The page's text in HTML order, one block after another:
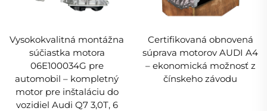
Vysokokvalitná montážna
súčiastka motora
06E100034G pre
automobil – kompletný
motor pre inštaláciu do
vozidiel Audi Q7 3,0T, 6
Certifikovaná obnovená
súprava motorov AUDI A4
– ekonomická možnosť z
čínskeho závodu